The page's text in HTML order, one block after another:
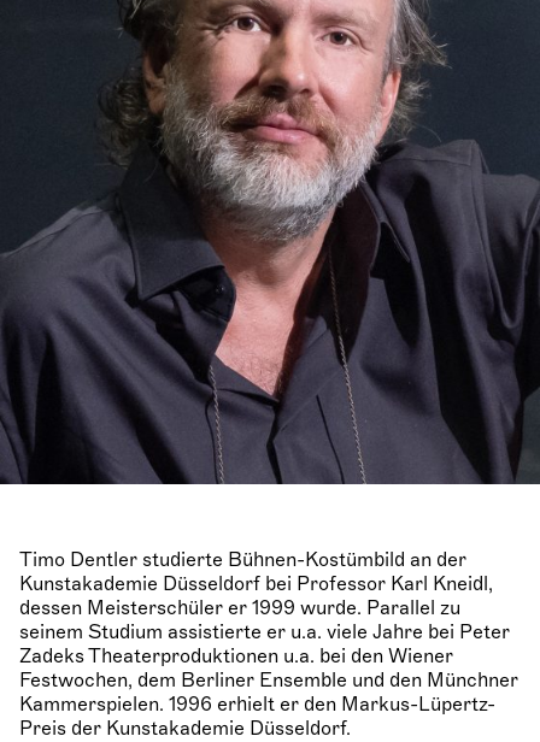
Timo Dentler studierte Bühnen-Kostümbild an der
Kunstakademie Düsseldorf bei Professor Karl Kneidl,
dessen Meisterschüler er 1999 wurde. Parallel zu
seinem Studium assistierte er u.a. viele Jahre bei Peter
Zadeks Theaterproduktionen u.a. bei den Wiener
Festwochen, dem Berliner Ensemble und den Münchner
Kammerspielen. 1996 erhielt er den Markus-Lüpertz-
Preis der Kunstakademie Düsseldorf.